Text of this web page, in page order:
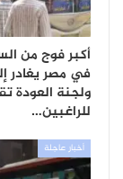
أكبر فوج من
في مصر يغادر
ولجنة العودة
للراغبين…
أخبار عاجلة